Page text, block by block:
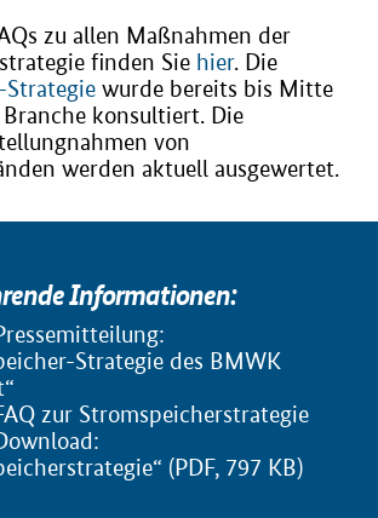
zu allen Maßnahmen der
finden Sie hier. Die
Strategie wurde bereits bis Mitte
konsultiert. Die
von
werden aktuell ausgewertet.
Informationen:
Strategie des BMWK
zur Stromspeicherstrategie
(PDF, 797 KB)